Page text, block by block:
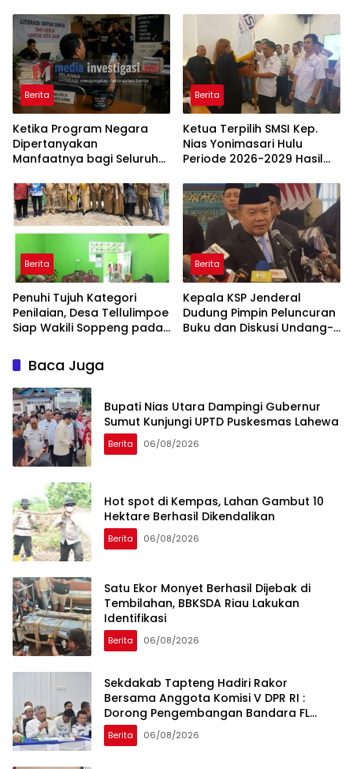
Bukan Kedekatan
Berita
Ketika Program Negara
Dipertanyakan
Manfaatnya bagi Seluruh
Berita
Ketua Terpilih SMSI Kep.
Nias Yonimasari Hulu
Periode 2026-2029 Hasil
Berita
Penuhi Tujuh Kategori
Penilaian, Desa Tellulimpoe
Siap Wakili Soppeng pada
2026
Berita
Kepala KSP Jenderal
Dudung Pimpin Peluncuran
Buku dan Diskusi Undang-
Baca Juga
Bupati Nias Utara Dampingi Gubernur
Sumut Kunjungi UPTD Puskesmas Lahewa
Berita 06/08/2026
Hot spot di Kempas, Lahan Gambut 10
Hektare Berhasil Dikendalikan
Berita 06/08/2026
Satu Ekor Monyet Berhasil Dijebak di
Tembilahan, BBKSDA Riau Lakukan
Identifikasi
Berita 06/08/2026
Sekdakab Tapteng Hadiri Rakor
Bersama Anggota Komisi V DPR RI :
Dorong Pengembangan Bandara FL
Tobing dan Pelabuhan Sibolga
Berita 06/08/2026